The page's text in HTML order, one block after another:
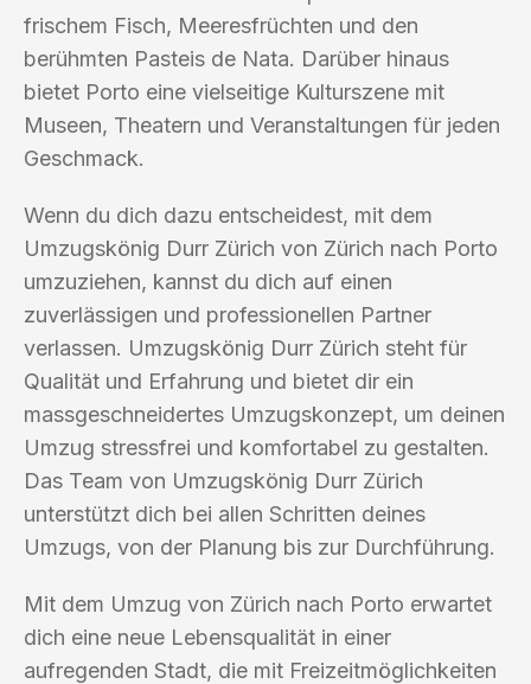
frischem Fisch, Meeresfrüchten und den
berühmten Pasteis de Nata. Darüber hinaus
bietet Porto eine vielseitige Kulturszene mit
Museen, Theatern und Veranstaltungen für jeden
Geschmack.
Wenn du dich dazu entscheidest, mit dem
Umzugskönig Durr Zürich von Zürich nach Porto
umzuziehen, kannst du dich auf einen
zuverlässigen und professionellen Partner
verlassen. Umzugskönig Durr Zürich steht für
Qualität und Erfahrung und bietet dir ein
massgeschneidertes Umzugskonzept, um deinen
Umzug stressfrei und komfortabel zu gestalten.
Das Team von Umzugskönig Durr Zürich
unterstützt dich bei allen Schritten deines
Umzugs, von der Planung bis zur Durchführung.
Mit dem Umzug von Zürich nach Porto erwartet
dich eine neue Lebensqualität in einer
aufregenden Stadt, die mit Freizeitmöglichkeiten